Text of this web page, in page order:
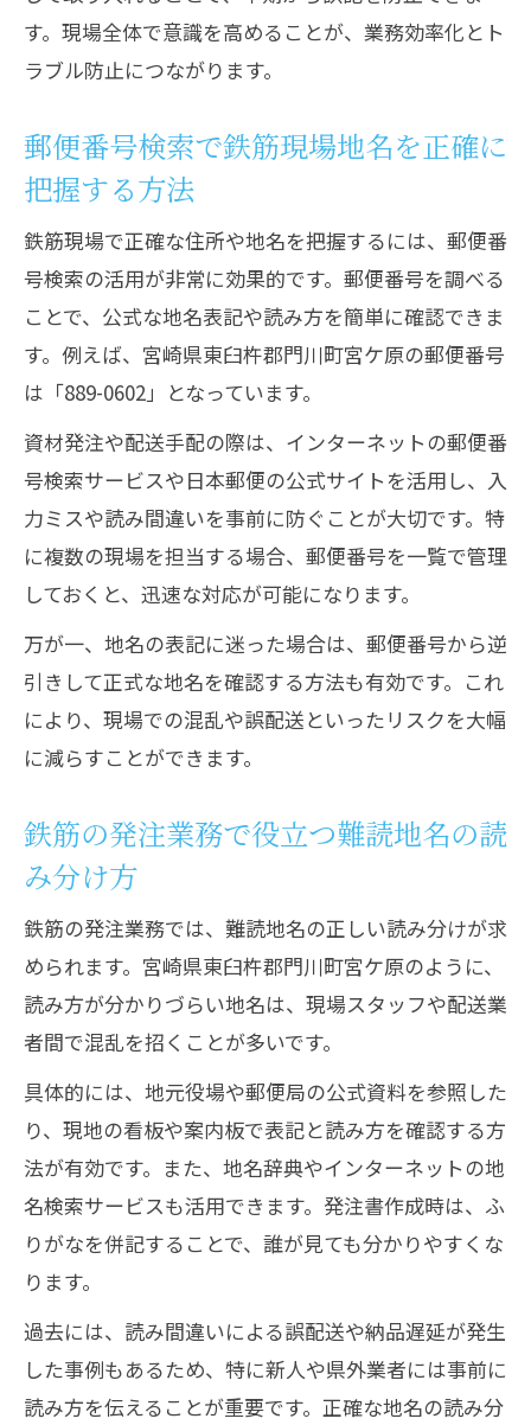
す。現場全体で意識を高めることが、業務効率化とト
ラブル防止につながります。
郵便番号検索で鉄筋現場地名を正確に
把握する方法
鉄筋現場で正確な住所や地名を把握するには、郵便番
号検索の活用が非常に効果的です。郵便番号を調べる
ことで、公式な地名表記や読み方を簡単に確認できま
す。例えば、宮崎県東臼杵郡門川町宮ケ原の郵便番号
は「889-0602」となっています。
資材発注や配送手配の際は、インターネットの郵便番
号検索サービスや日本郵便の公式サイトを活用し、入
力ミスや読み間違いを事前に防ぐことが大切です。特
に複数の現場を担当する場合、郵便番号を一覧で管理
しておくと、迅速な対応が可能になります。
万が一、地名の表記に迷った場合は、郵便番号から逆
引きして正式な地名を確認する方法も有効です。これ
により、現場での混乱や誤配送といったリスクを大幅
に減らすことができます。
鉄筋の発注業務で役立つ難読地名の読
み分け方
鉄筋の発注業務では、難読地名の正しい読み分けが求
められます。宮崎県東臼杵郡門川町宮ケ原のように、
読み方が分かりづらい地名は、現場スタッフや配送業
者間で混乱を招くことが多いです。
具体的には、地元役場や郵便局の公式資料を参照した
り、現地の看板や案内板で表記と読み方を確認する方
法が有効です。また、地名辞典やインターネットの地
名検索サービスも活用できます。発注書作成時は、ふ
りがなを併記することで、誰が見ても分かりやすくな
ります。
過去には、読み間違いによる誤配送や納品遅延が発生
した事例もあるため、特に新人や県外業者には事前に
読み方を伝えることが重要です。正確な地名の読み分